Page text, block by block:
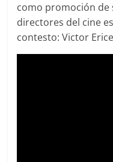
como promoción de
directores del cine
contesto: Victor